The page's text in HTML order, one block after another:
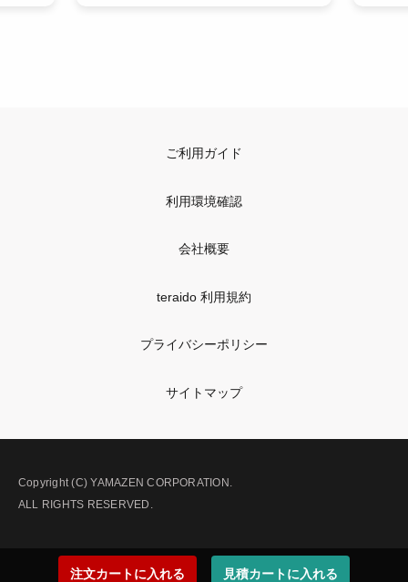
注文カートに入れる 見積カートに入れる
ご利用ガイド
利用環境確認
会社概要
teraido 利用規約
プライバシーポリシー
サイトマップ
Copyright (C) YAMAZEN CORPORATION.
ALL RIGHTS RESERVED.